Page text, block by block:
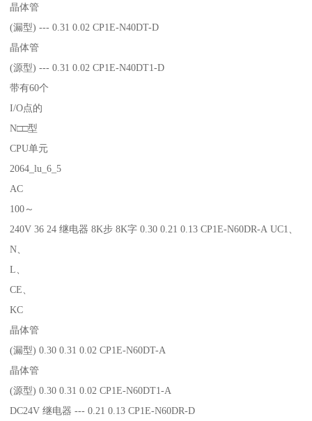
晶体管
(漏型) --- 0.31 0.02 CP1E-N40DT-D
晶体管
(源型) --- 0.31 0.02 CP1E-N40DT1-D
带有60个
I/O点的
N□□型
CPU单元
2064_lu_6_5
AC
100～
240V 36 24 继电器 8K步 8K字 0.30 0.21 0.13 CP1E-N60DR-A UC1、
N、
L、
CE、
KC
晶体管
(漏型) 0.30 0.31 0.02 CP1E-N60DT-A
晶体管
(源型) 0.30 0.31 0.02 CP1E-N60DT1-A
DC24V 继电器 --- 0.21 0.13 CP1E-N60DR-D